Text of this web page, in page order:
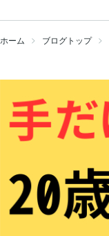
ホーム ブログトップ